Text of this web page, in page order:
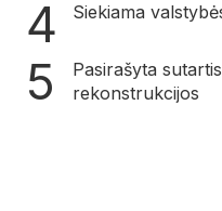
Siekiama
Pasirašyta
rekonstrukcijos